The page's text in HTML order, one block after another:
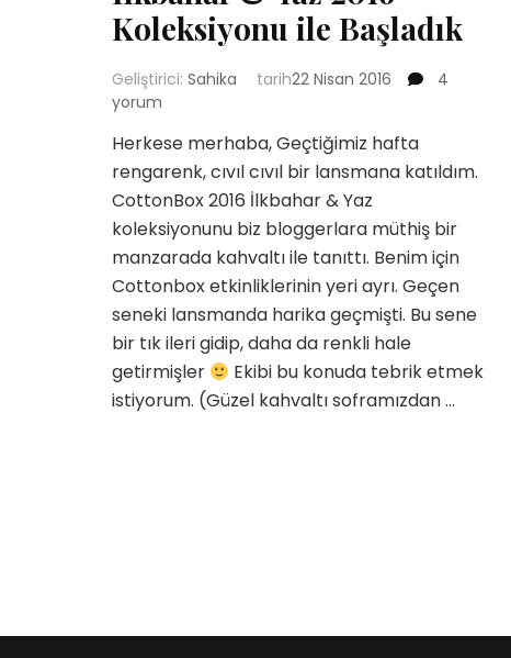
Koleksiyonu ile Başladık
Geliştirici: Sahika tarih22 Nisan 2016
Bahara
Yaz
Koleksiyonu
ile
Başladık
için
4
yorum
Herkese merhaba, Geçtiğimiz hafta
rengarenk, cıvıl cıvıl bir lansmana katıldım.
CottonBox 2016 İlkbahar & Yaz
koleksiyonunu biz bloggerlara müthiş bir
manzarada kahvaltı ile tanıttı. Benim için
Cottonbox etkinliklerinin yeri ayrı. Geçen
seneki lansmanda harika geçmişti. Bu sene
bir tık ileri gidip, daha da renkli hale
getirmişler
Ekibi bu konuda tebrik etmek
istiyorum. (Güzel kahvaltı soframızdan …